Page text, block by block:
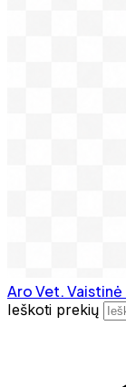
Aro Vet. Vaistinė
Ieškoti prekių